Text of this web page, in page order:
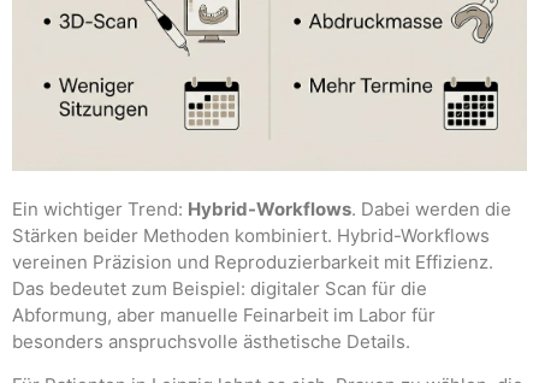
Ein wichtiger Trend: Hybrid-Workflows. Dabei werden die
Stärken beider Methoden kombiniert. Hybrid-Workflows
vereinen Präzision und Reproduzierbarkeit mit Effizienz.
Das bedeutet zum Beispiel: digitaler Scan für die
Abformung, aber manuelle Feinarbeit im Labor für
besonders anspruchsvolle ästhetische Details.